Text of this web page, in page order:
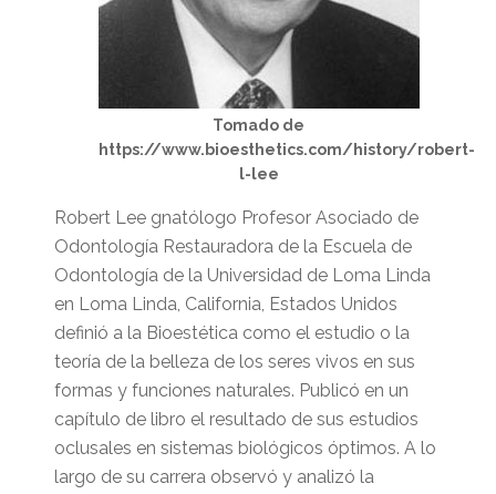
Tomado de
https://www.bioesthetics.com/history/robert-
l-lee
Robert Lee gnatólogo Profesor Asociado de
Odontología Restauradora de la Escuela de
Odontología de la Universidad de Loma Linda
en Loma Linda, California, Estados Unidos
definió a la Bioestética como el estudio o la
teoría de la belleza de los seres vivos en sus
formas y funciones naturales. Publicó en un
capítulo de libro el resultado de sus estudios
oclusales en sistemas biológicos óptimos. A lo
largo de su carrera observó y analizó la